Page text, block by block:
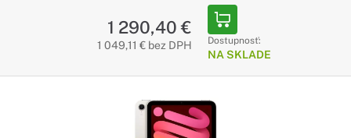
1 290,40 €
1 049,11 € bez DPH Dostupnosť:
NA SKLADE